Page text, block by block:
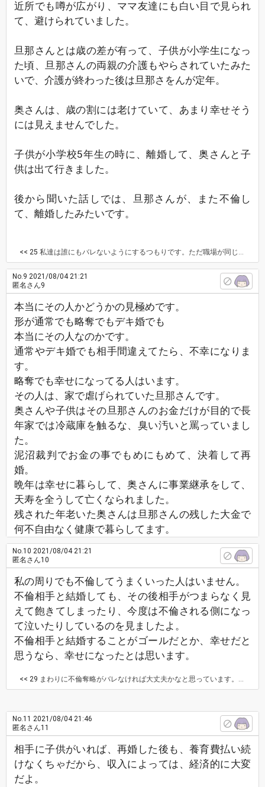
近所でも噂が広がり、ママ友達にも白い目で見られ
て、避けられていました。
旦那さんとは歳の差が有って、子供が小学生になっ
た頃、旦那さんの両親の介護もやらされていたみた
いで、介護が終わった後は旦那さをんが定年。
奥さんは、歳の割には老けていて、あまり幸せそう
には見えませんでした。
子供が小学校5年生の時に、離婚して、奥さんと子
供は出て行きました。
後から聞いた話しでは、旦那さんが、また不倫し
て、離婚したみたいです。
<< 25 私達は誰にもバレないようにするつもりです。ただ職場が同じなので職場の人は疑っている人もいます。
No.9 2021/08/04 21:21
匿名さん9
本当にその人かどうかの見極めです。
形が通常でも略奪でもデキ婚でも
本当にその人なのかです。
通常やデキ婚でも相手間違えてたら、不幸になりま
す。
略奪でも幸せになってる人はいます。
その人は、家で虐げられていた旦那さんです。
奥さんや子供はその旦那さんのお金だけが目的で長
年家では冷蔵庫を触るな、臭い汚いと罵っていまし
た。
泥沼裁判でお金の事でもめにもめて、決着して再
婚。
晩年は幸せに暮らして、奥さんに事業継承をして、
天寿を全うして亡くなられました。
残された年老いた奥さんは旦那さんの残した大金で
何不自由なく健康で暮らしてます。
No.10 2021/08/04 21:21
匿名さん10
私の周りでも不倫してうまくいった人はいません。
不倫相手と結婚しても、その後相手がつまらなく見
えて飽きてしまったり、今度は不倫される側になっ
て泣いたりしているのを見ましたよ。
不倫相手と結婚することがゴールだとか、幸せだと
思うなら、幸せになったとは思います。
<< 29 まわりに不倫奪略がバレなければ大丈夫かなと思っています。なので何食わぬ顔して結婚式もするつもりです。
No.11 2021/08/04 21:46
匿名さん11
相手に子供がいれば、再婚した後も、養育費払い続
けなくちゃだから、収入によっては、経済的に大変
だよ。